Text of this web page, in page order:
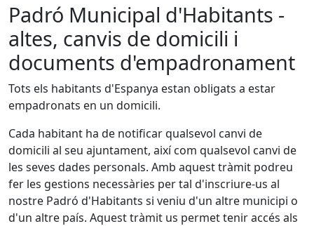
Padró Municipal d'Habitants -
altes, canvis de domicili i
documents d'empadronament
Tots els habitants d'Espanya estan obligats a estar
empadronats en un domicili.
Cada habitant ha de notificar qualsevol canvi de
domicili al seu ajuntament, així com qualsevol canvi de
les seves dades personals. Amb aquest tràmit podreu
fer les gestions necessàries per tal d'inscriure-us al
nostre Padró d'Habitants si veniu d'un altre municipi o
d'un altre país. Aquest tràmit us permet tenir accés als